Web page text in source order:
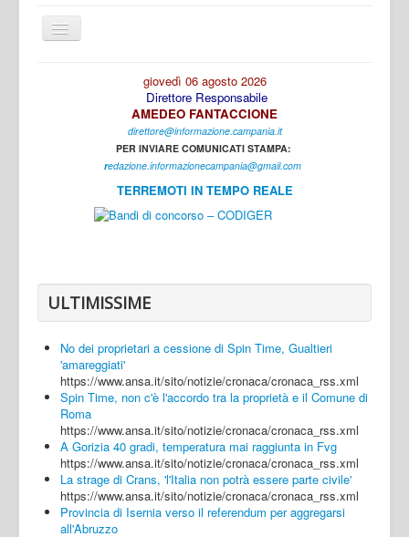
Cambia
navigazione
Caserta
Napoli
Salerno
Login
giovedì 06 agosto 2026
Direttore Responsabile
AMEDEO FANTACCIONE
direttore@informazione.campania.it
PER INVIARE COMUNICATI STAMPA:
redazione.informazionecampania@gmail.com
TERREMOTI IN TEMPO REALE
ULTIMISSIME
No dei proprietari a cessione di Spin Time, Gualtieri
'amareggiati'
https://www.ansa.it/sito/notizie/cronaca/cronaca_rss.xml
Spin Time, non c'è l'accordo tra la proprietà e il Comune di
Roma
https://www.ansa.it/sito/notizie/cronaca/cronaca_rss.xml
A Gorizia 40 gradi, temperatura mai raggiunta in Fvg
https://www.ansa.it/sito/notizie/cronaca/cronaca_rss.xml
La strage di Crans, 'l'Italia non potrà essere parte civile'
https://www.ansa.it/sito/notizie/cronaca/cronaca_rss.xml
Provincia di Isernia verso il referendum per aggregarsi
all'Abruzzo